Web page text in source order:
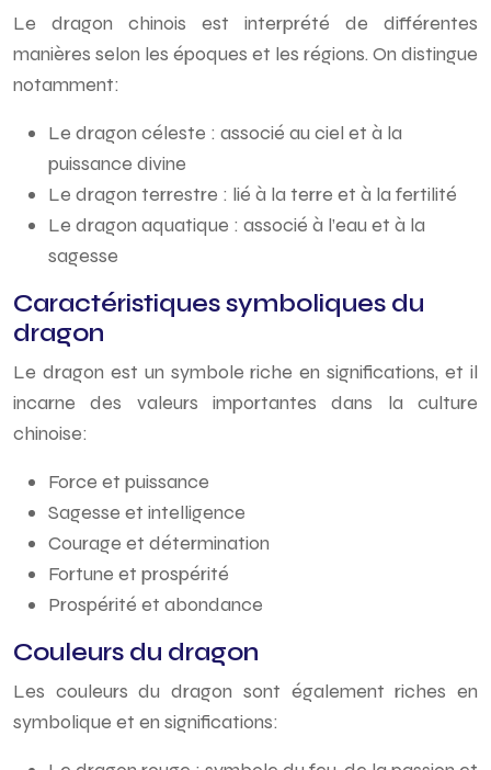
Le dragon chinois est interprété de différentes
manières selon les époques et les régions. On distingue
notamment:
Le dragon céleste : associé au ciel et à la
puissance divine
Le dragon terrestre : lié à la terre et à la fertilité
Le dragon aquatique : associé à l’eau et à la
sagesse
Caractéristiques symboliques du
dragon
Le dragon est un symbole riche en significations, et il
incarne des valeurs importantes dans la culture
chinoise:
Force et puissance
Sagesse et intelligence
Courage et détermination
Fortune et prospérité
Prospérité et abondance
Couleurs du dragon
Les couleurs du dragon sont également riches en
symbolique et en significations: